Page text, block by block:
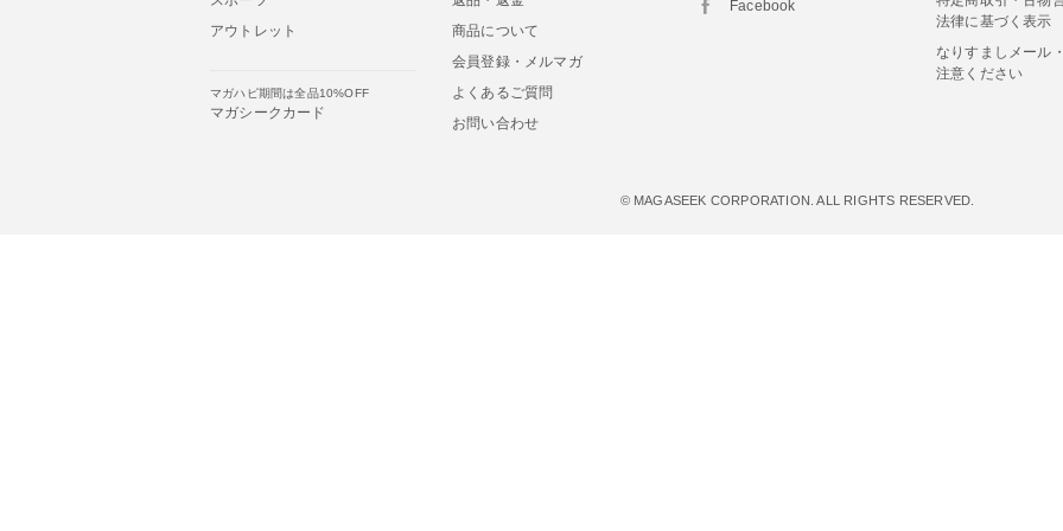
アウトレット
マガハピ期間は全品10%OFF
マガシークカード
商品について
会員登録・メルマガ
よくあるご質問
お問い合わせ
Facebook
法律に基づく表示
なりすましメール
注意ください
© MAGASEEK CORPORATION. ALL RIGHTS RESERVED.